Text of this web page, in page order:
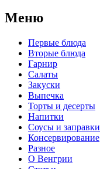
Меню
Первые блюда
Вторые блюда
Гарнир
Салаты
Закуски
Выпечка
Торты и десерты
Напитки
Соусы и заправки
Консервирование
Разное
О Венгрии